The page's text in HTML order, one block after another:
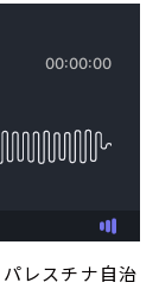
レスチナ自治